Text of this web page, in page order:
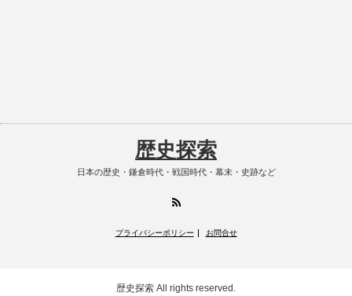
歴史探索
日本の歴史・鎌倉時代・戦国時代・幕末・史跡など
プライバシーポリシー お問合せ
歴史探索 All rights reserved.